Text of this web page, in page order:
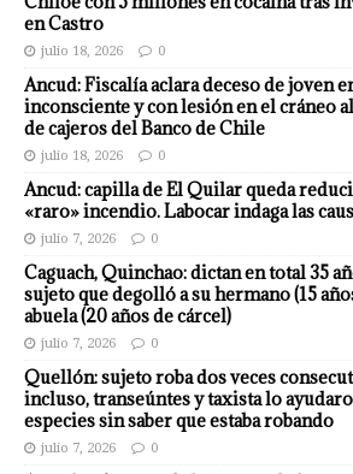
en Castro
julio 18, 2026 0
Ancud: Fiscalía aclara deceso de joven
inconsciente y con lesión en el cráneo
de cajeros del Banco de Chile
julio 18, 2026 0
Ancud: capilla de El Quilar queda
«raro» incendio. Labocar indaga las
julio 7, 2026 0
Caguach, Quinchao: dictan en total 35
sujeto que degolló a su hermano (15
abuela (20 años de cárcel)
julio 7, 2026 0
Quellón: sujeto roba dos veces
incluso, transeúntes y taxista lo
especies sin saber que estaba robando
julio 7, 2026 0